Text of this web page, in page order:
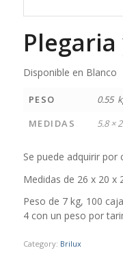
Plegaria
Disponible en Blanco
PESO
0.55
MEDIDAS
5.8 ×
Se puede adquirir por
Medidas de 26 x 20 x
Peso de 7 kg, 100
4 con un peso por
Category: Brilux